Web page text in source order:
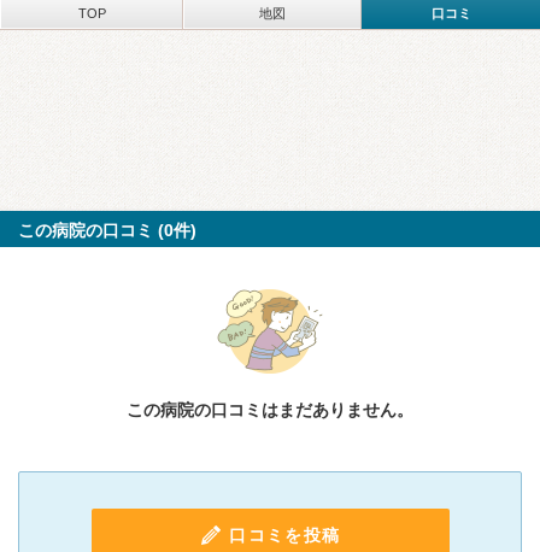
TOP 地図 口コミ
この病院の口コミ (0件)
この病院の口コミはまだありません。
口コミを投稿